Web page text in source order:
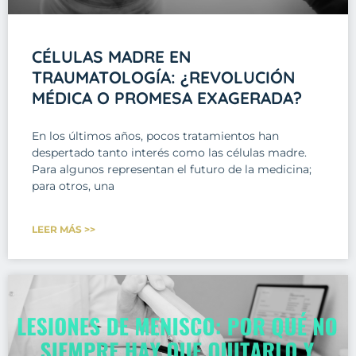
CÉLULAS MADRE EN
TRAUMATOLOGÍA: ¿REVOLUCIÓN
MÉDICA O PROMESA EXAGERADA?
En los últimos años, pocos tratamientos han
despertado tanto interés como las células madre.
Para algunos representan el futuro de la medicina;
para otros, una
LEER MÁS >>